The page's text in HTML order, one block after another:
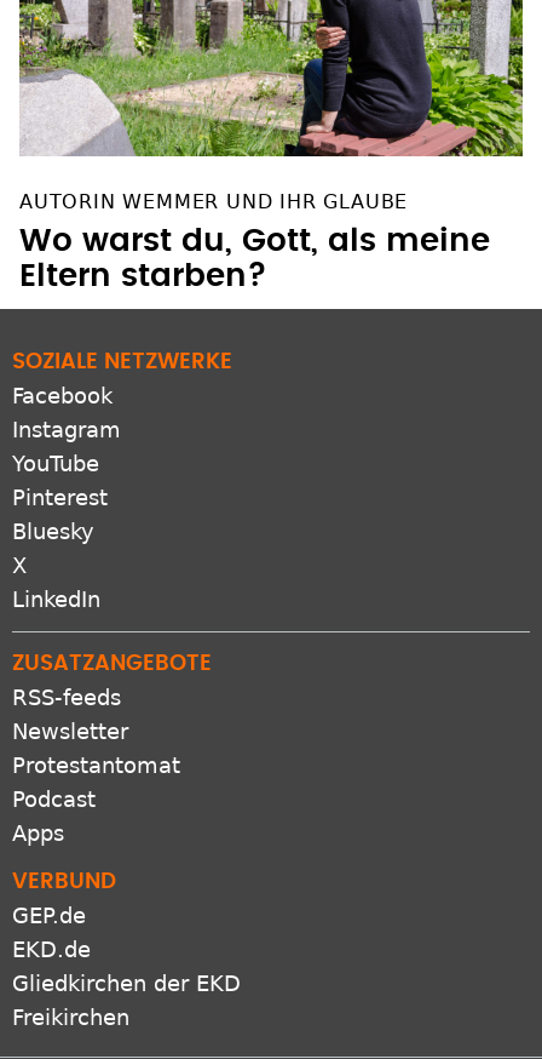
AUTORIN WEMMER UND IHR GLAUBE
Wo warst du, Gott, als meine
Eltern starben?
SOZIALE NETZWERKE
Facebook
Instagram
YouTube
Pinterest
Bluesky
X
LinkedIn
ZUSATZANGEBOTE
RSS-feeds
Newsletter
Protestantomat
Podcast
Apps
VERBUND
GEP.de
EKD.de
Gliedkirchen der EKD
Freikirchen